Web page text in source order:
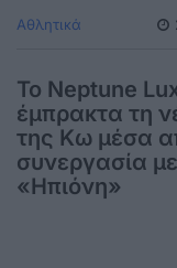
Αθλητικά
Το Neptune
έμπρακτα τη
της Κω μέσα
συνεργασία
«Ηπιόνη»